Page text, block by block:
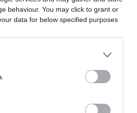
behaviour. You may click to grant or
data for below specified purposes
Qui la